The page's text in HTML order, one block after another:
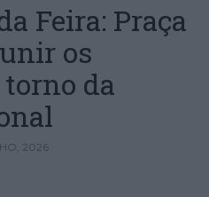
Feira: Praça
os
da
2026